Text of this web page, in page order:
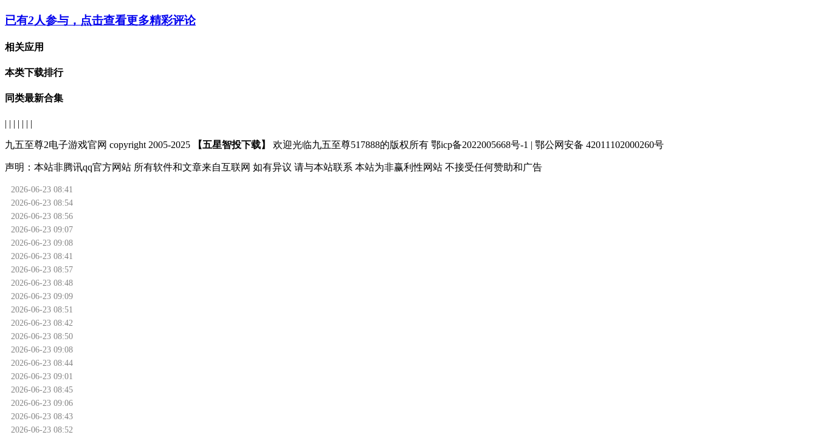
已有2人参与，点击查看更多精彩评论
相关应用
本类下载排行
同类最新合集
| | | | | | |
九五至尊2电子游戏官网 copyright 2005-2025 【五星智投下载】 欢迎光临九五至尊517888的版权所有 鄂icp备2022005668号-1 | 鄂公网安备 42011102000260号
声明： 本站非腾讯qq官方网站 所有软件和文章来自互联网 如有异议 请与本站联系 本站为非赢利性网站 不接受任何赞助和广告
2026-06-23 08:41
2026-06-23 08:54
2026-06-23 08:56
2026-06-23 09:07
2026-06-23 09:08
2026-06-23 08:41
2026-06-23 08:57
2026-06-23 08:48
2026-06-23 09:09
2026-06-23 08:51
2026-06-23 08:42
2026-06-23 08:50
2026-06-23 09:08
2026-06-23 08:44
2026-06-23 09:01
2026-06-23 08:45
2026-06-23 09:06
2026-06-23 08:43
2026-06-23 08:52